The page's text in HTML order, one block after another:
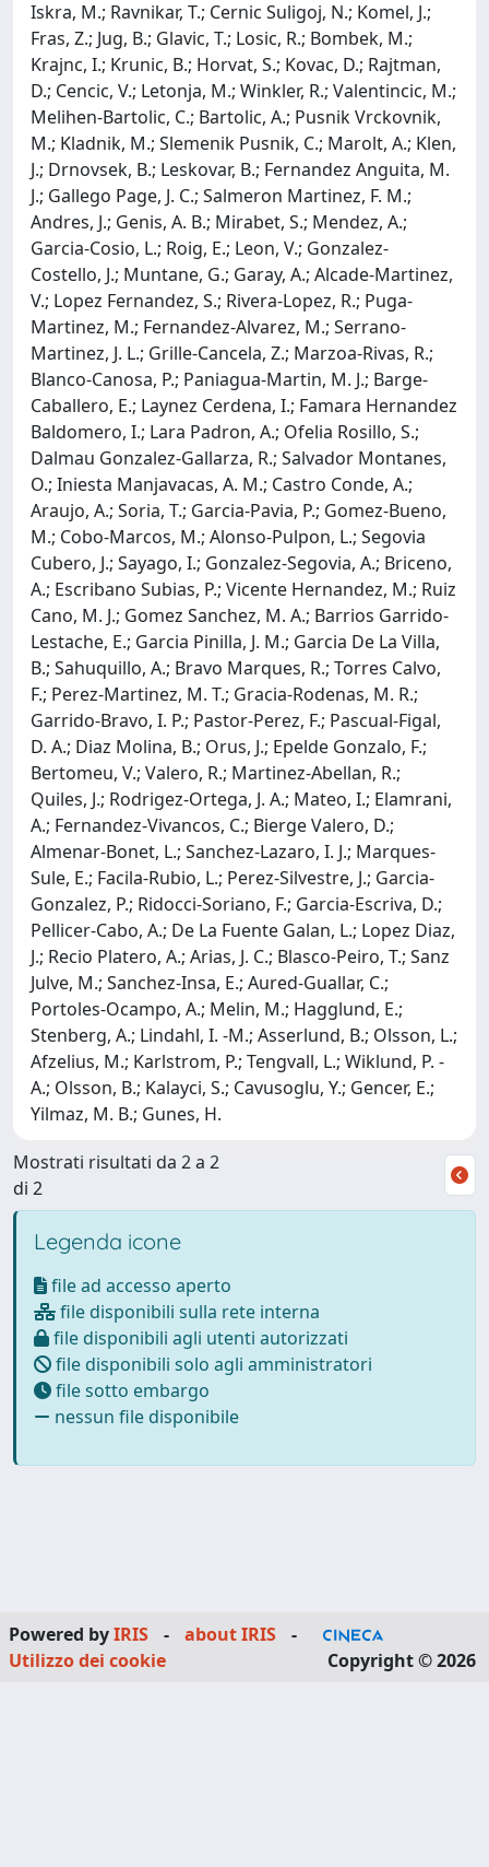
Iskra, M.; Ravnikar, T.; Cernic Suligoj, N.; Komel, J.;
Fras, Z.; Jug, B.; Glavic, T.; Losic, R.; Bombek, M.;
Krajnc, I.; Krunic, B.; Horvat, S.; Kovac, D.; Rajtman,
D.; Cencic, V.; Letonja, M.; Winkler, R.; Valentincic, M.;
Melihen-Bartolic, C.; Bartolic, A.; Pusnik Vrckovnik,
M.; Kladnik, M.; Slemenik Pusnik, C.; Marolt, A.; Klen,
J.; Drnovsek, B.; Leskovar, B.; Fernandez Anguita, M.
J.; Gallego Page, J. C.; Salmeron Martinez, F. M.;
Andres, J.; Genis, A. B.; Mirabet, S.; Mendez, A.;
Garcia-Cosio, L.; Roig, E.; Leon, V.; Gonzalez-
Costello, J.; Muntane, G.; Garay, A.; Alcade-Martinez,
V.; Lopez Fernandez, S.; Rivera-Lopez, R.; Puga-
Martinez, M.; Fernandez-Alvarez, M.; Serrano-
Martinez, J. L.; Grille-Cancela, Z.; Marzoa-Rivas, R.;
Blanco-Canosa, P.; Paniagua-Martin, M. J.; Barge-
Caballero, E.; Laynez Cerdena, I.; Famara Hernandez
Baldomero, I.; Lara Padron, A.; Ofelia Rosillo, S.;
Dalmau Gonzalez-Gallarza, R.; Salvador Montanes,
O.; Iniesta Manjavacas, A. M.; Castro Conde, A.;
Araujo, A.; Soria, T.; Garcia-Pavia, P.; Gomez-Bueno,
M.; Cobo-Marcos, M.; Alonso-Pulpon, L.; Segovia
Cubero, J.; Sayago, I.; Gonzalez-Segovia, A.; Briceno,
A.; Escribano Subias, P.; Vicente Hernandez, M.; Ruiz
Cano, M. J.; Gomez Sanchez, M. A.; Barrios Garrido-
Lestache, E.; Garcia Pinilla, J. M.; Garcia De La Villa,
B.; Sahuquillo, A.; Bravo Marques, R.; Torres Calvo,
F.; Perez-Martinez, M. T.; Gracia-Rodenas, M. R.;
Garrido-Bravo, I. P.; Pastor-Perez, F.; Pascual-Figal,
D. A.; Diaz Molina, B.; Orus, J.; Epelde Gonzalo, F.;
Bertomeu, V.; Valero, R.; Martinez-Abellan, R.;
Quiles, J.; Rodrigez-Ortega, J. A.; Mateo, I.; Elamrani,
A.; Fernandez-Vivancos, C.; Bierge Valero, D.;
Almenar-Bonet, L.; Sanchez-Lazaro, I. J.; Marques-
Sule, E.; Facila-Rubio, L.; Perez-Silvestre, J.; Garcia-
Gonzalez, P.; Ridocci-Soriano, F.; Garcia-Escriva, D.;
Pellicer-Cabo, A.; De La Fuente Galan, L.; Lopez Diaz,
J.; Recio Platero, A.; Arias, J. C.; Blasco-Peiro, T.; Sanz
Julve, M.; Sanchez-Insa, E.; Aured-Guallar, C.;
Portoles-Ocampo, A.; Melin, M.; Hagglund, E.;
Stenberg, A.; Lindahl, I. -M.; Asserlund, B.; Olsson, L.;
Afzelius, M.; Karlstrom, P.; Tengvall, L.; Wiklund, P. -
A.; Olsson, B.; Kalayci, S.; Cavusoglu, Y.; Gencer, E.;
Yilmaz, M. B.; Gunes, H.
Mostrati risultati da 2 a 2
di 2
Legenda icone
file ad accesso aperto
file disponibili sulla rete interna
file disponibili agli utenti autorizzati
file disponibili solo agli amministratori
file sotto embargo
nessun file disponibile
Powered byIRIS - about IRIS
-
Utilizzo dei cookie
Copyright © 2026